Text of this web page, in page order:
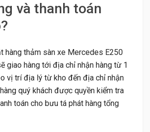
và thanh toán
hàng thảm sàn xe Mercedes E250
giao hàng tới địa chỉ nhận hàng từ 1
vị trí địa lý từ kho đến địa chỉ nhận
quý khách được quyền kiểm tra
toán cho bưu tá phát hàng tổng